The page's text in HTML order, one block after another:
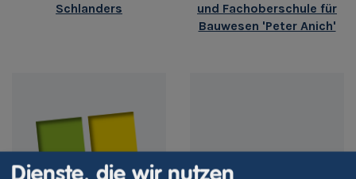
Schlanders
und Fachoberschule für
Bauwesen 'Peter Anich'
Dienste, die wir nutzen